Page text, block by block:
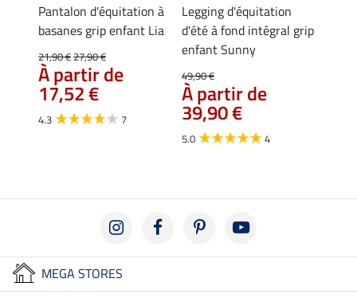
Pantalon d'équitation à
basanes grip enfant Lia
21,90 €27,90 €
À partir de
17,52 €
4.3 7
Legging d'équitation
d'été à fond intégral grip
enfant Sunny
49,90 €
À partir de
39,90 €
5.0 4
MEGA STORES